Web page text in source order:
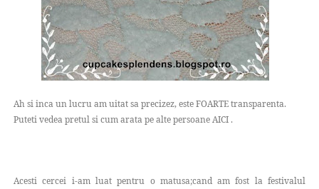
Ah si inca un lucru am uitat sa precizez, este FOARTE transparenta.
Puteti vedea pretul si cum arata pe alte persoane AICI .
Acesti cercei i-am luat pentru o matusa;cand am fost la festivalul